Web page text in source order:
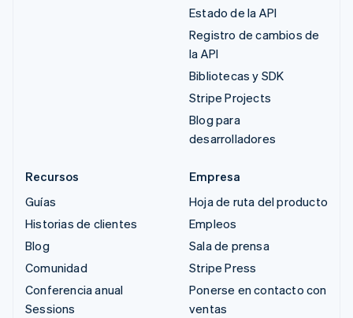
Estado de la API
Registro de cambios de
la API
Bibliotecas y SDK
Stripe Projects
Blog para
desarrolladores
Recursos
Guías
Historias de clientes
Blog
Comunidad
Conferencia anual
Sessions
Empresa
Hoja de ruta del producto
Empleos
Sala de prensa
Stripe Press
Ponerse en contacto con
ventas